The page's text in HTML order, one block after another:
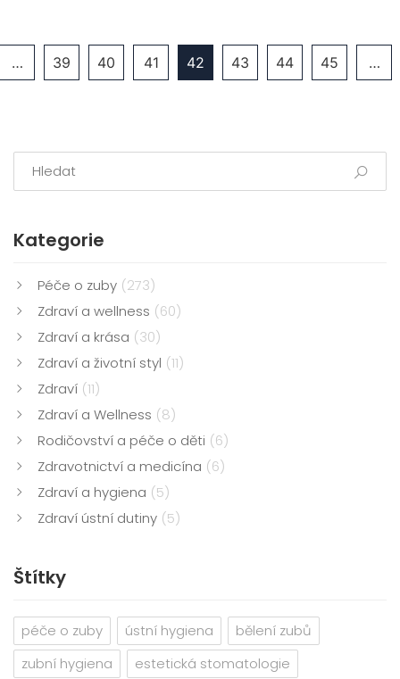
… 39 40 41 42 43 44 45 …
Kategorie
Péče o zuby (273)
Zdraví a wellness (60)
Zdraví a krása (30)
Zdraví a životní styl (11)
Zdraví (11)
Zdraví a Wellness (8)
Rodičovství a péče o děti (6)
Zdravotnictví a medicína (6)
Zdraví a hygiena (5)
Zdraví ústní dutiny (5)
Štítky
péče o zuby ústní hygiena
bělení zubů
zubní hygiena
estetická stomatologie